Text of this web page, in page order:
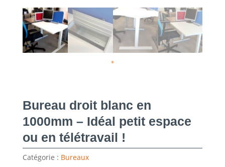
Bureau droit blanc en
1000mm – Idéal petit espace
ou en télétravail !
Catégorie : Bureaux